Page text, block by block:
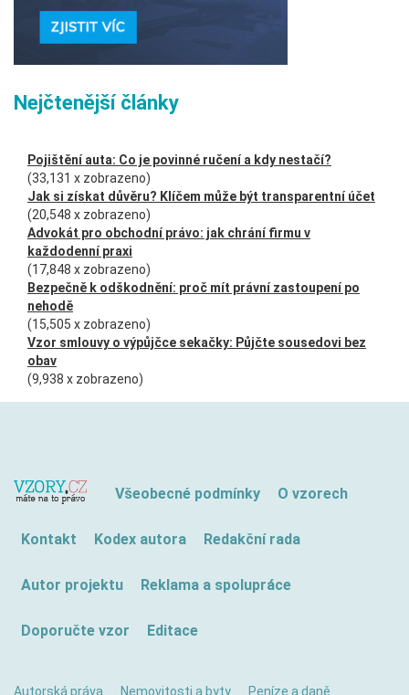
Nejčtenější články
Pojištění auta: Co je povinné ručení a kdy nestačí?
(33,131 x zobrazeno)
Jak si získat důvěru? Klíčem může být transparentní účet
(20,548 x zobrazeno)
Advokát pro obchodní právo: jak chrání firmu v
každodenní praxi
(17,848 x zobrazeno)
Bezpečně k odškodnění: proč mít právní zastoupení po
nehodě
(15,505 x zobrazeno)
Vzor smlouvy o výpůjčce sekačky: Půjčte sousedovi bez
obav
(9,938 x zobrazeno)
Všeobecné podmínky O vzorech
Kontakt Kodex autora Redakční rada
Autor projektu Reklama a spolupráce
Doporučte vzor Editace
Autorská práva Nemovitosti a byty Peníze a daně